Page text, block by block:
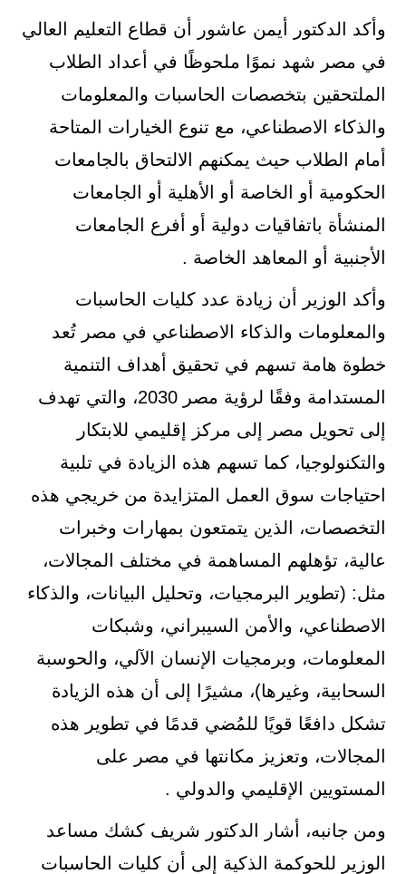
وأكد الدكتور أيمن عاشور أن قطاع التعليم العالي
في مصر شهد نموًا ملحوظًا في أعداد الطلاب
الملتحقين بتخصصات الحاسبات والمعلومات
والذكاء الاصطناعي، مع تنوع الخيارات المتاحة
أمام الطلاب حيث يمكنهم الالتحاق بالجامعات
الحكومية أو الخاصة أو الأهلية أو الجامعات
المنشأة باتفاقيات دولية أو أفرع الجامعات
الأجنبية أو المعاهد الخاصة .
وأكد الوزير أن زيادة عدد كليات الحاسبات
والمعلومات والذكاء الاصطناعي في مصر تُعد
خطوة هامة تسهم في تحقيق أهداف التنمية
المستدامة وفقًا لرؤية مصر 2030، والتي تهدف
إلى تحويل مصر إلى مركز إقليمي للابتكار
والتكنولوجيا، كما تسهم هذه الزيادة في تلبية
احتياجات سوق العمل المتزايدة من خريجي هذه
التخصصات، الذين يتمتعون بمهارات وخبرات
عالية، تؤهلهم المساهمة في مختلف المجالات،
مثل: (تطوير البرمجيات، وتحليل البيانات، والذكاء
الاصطناعي، والأمن السيبراني، وشبكات
المعلومات، وبرمجيات الإنسان الآلي، والحوسبة
السحابية، وغيرها)، مشيرًا إلى أن هذه الزيادة
تشكل دافعًا قويًا للمُضي قدمًا في تطوير هذه
المجالات، وتعزيز مكانتها في مصر على
المستويين الإقليمي والدولي .
ومن جانبه، أشار الدكتور شريف كشك مساعد
الوزير للحوكمة الذكية إلى أن كليات الحاسبات